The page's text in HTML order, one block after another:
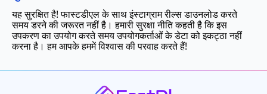
यह सुरक्षित है! फास्टडीएल के साथ इंस्टाग्राम रील्स डाउनलोड करते
समय डरने की जरूरत नहीं है। हमारी सुरक्षा नीति कहती है कि इस
उपकरण का उपयोग करते समय उपयोगकर्ताओं के डेटा को इकट्ठा नहीं
करना है। हम आपके हममें विश्वास की परवाह करते हैं!